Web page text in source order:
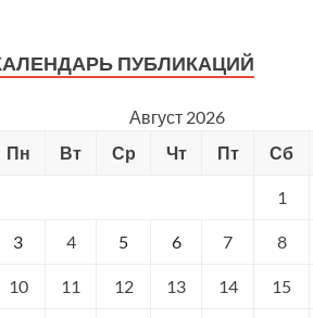
ПУБЛИКАЦИЙ
Август 2026
Пн
Вт Ср Чт Пт Сб
1
3 4 5 6 7 8
10 11 12 13 14 15